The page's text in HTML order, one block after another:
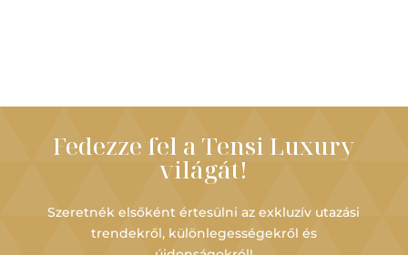
Fedezze fel a Tensi Luxury
világát!
Szeretnék elsőként értesülni az exkluzív utazási
trendekről, különlegességekről és